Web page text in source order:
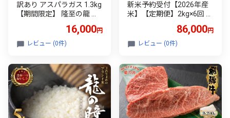
訳あり アスパラガス 1.3kg
【期間限定】 隆至の龍 ア
スパラ 不揃い 下呂市産 産
地直送 新鮮 こだわり ブラ
ンド 野菜 訳アリ アスパラ
16,000円
レビュー (0件)
新米予約受付【2026年産
米】【定期便】2kg×6回 飛
騨産・龍の瞳（いのちの
壱）株式会社龍の瞳直送
精米 ブランド米 米 2キロ×
瞳 定期 毎月 下呂 下呂市
下呂温泉
86,000円
レビュー (0件)